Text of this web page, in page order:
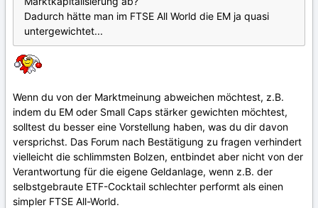
Dadurch hätte man im FTSE All World die EM ja quasi
untergewichtet...
Wenn du von der Marktmeinung abweichen möchtest, z.B.
indem du EM oder Small Caps stärker gewichten möchtest,
solltest du besser eine Vorstellung haben, was du dir davon
versprichst. Das Forum nach Bestätigung zu fragen verhindert
vielleicht die schlimmsten Bolzen, entbindet aber nicht von der
Verantwortung für die eigene Geldanlage, wenn z.B. der
selbstgebraute ETF-Cocktail schlechter performt als einen
simpler FTSE All-World.